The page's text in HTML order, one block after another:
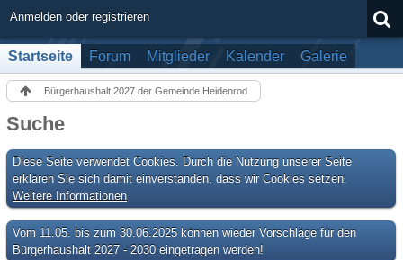
Anmelden oder registrieren
Startseite Forum Mitglieder Kalender Galerie
Bürgerhaushalt 2027 der Gemeinde Heidenrod
Suche
Diese Seite verwendet Cookies. Durch die Nutzung unserer Seite
erklären Sie sich damit einverstanden, dass wir Cookies setzen.
Weitere Informationen
Vom 11.05. bis zum 30.06.2025 können wieder Vorschläge für den
Bürgerhaushalt 2027 - 2030 eingetragen werden!